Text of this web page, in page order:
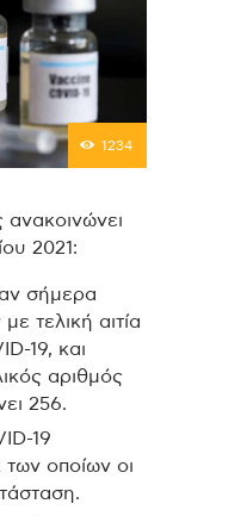
1234
ανακοινώνει
2021:
σήμερα
τελική αιτία
19, και
αριθμός
256.
19
οποίων οι